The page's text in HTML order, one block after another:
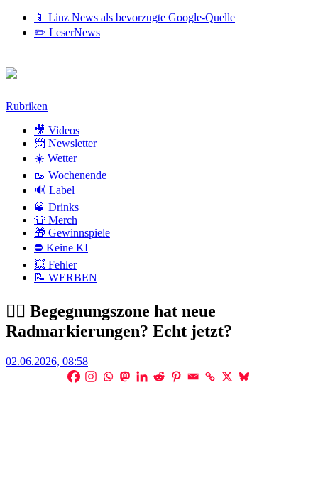
📱 Linz News als bevorzugte Google-Quelle
✏️ LeserNews
Zum
Rubriken
🎥 Videos
📨 Newsletter
☀️ Wetter
🥾 Wochenende
🔊 Label
🥃 Drinks
👕 Merch
🎁 Gewinnspiele
⛔ Keine KI
💥 Fehler
📝 WERBEN
🤦‍♂️ Begegnungszone hat neue
Radmarkierungen? Echt jetzt?
Posted
02.06.2026, 08:58